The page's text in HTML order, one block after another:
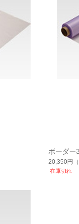
ボーダー
20,350円
在庫切れ